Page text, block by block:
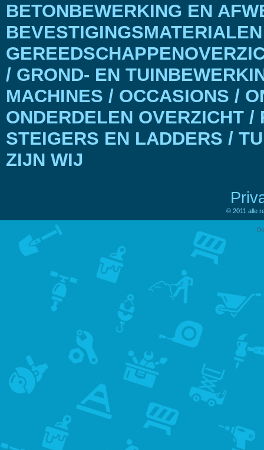
BETONBEWERKING EN
/ GROND- EN
MACHINES / OCCASIONS /
ONDERDELEN OVERZICHT
STEIGERS EN LADDERS /
ZIJN WIJ
© 2011 alle